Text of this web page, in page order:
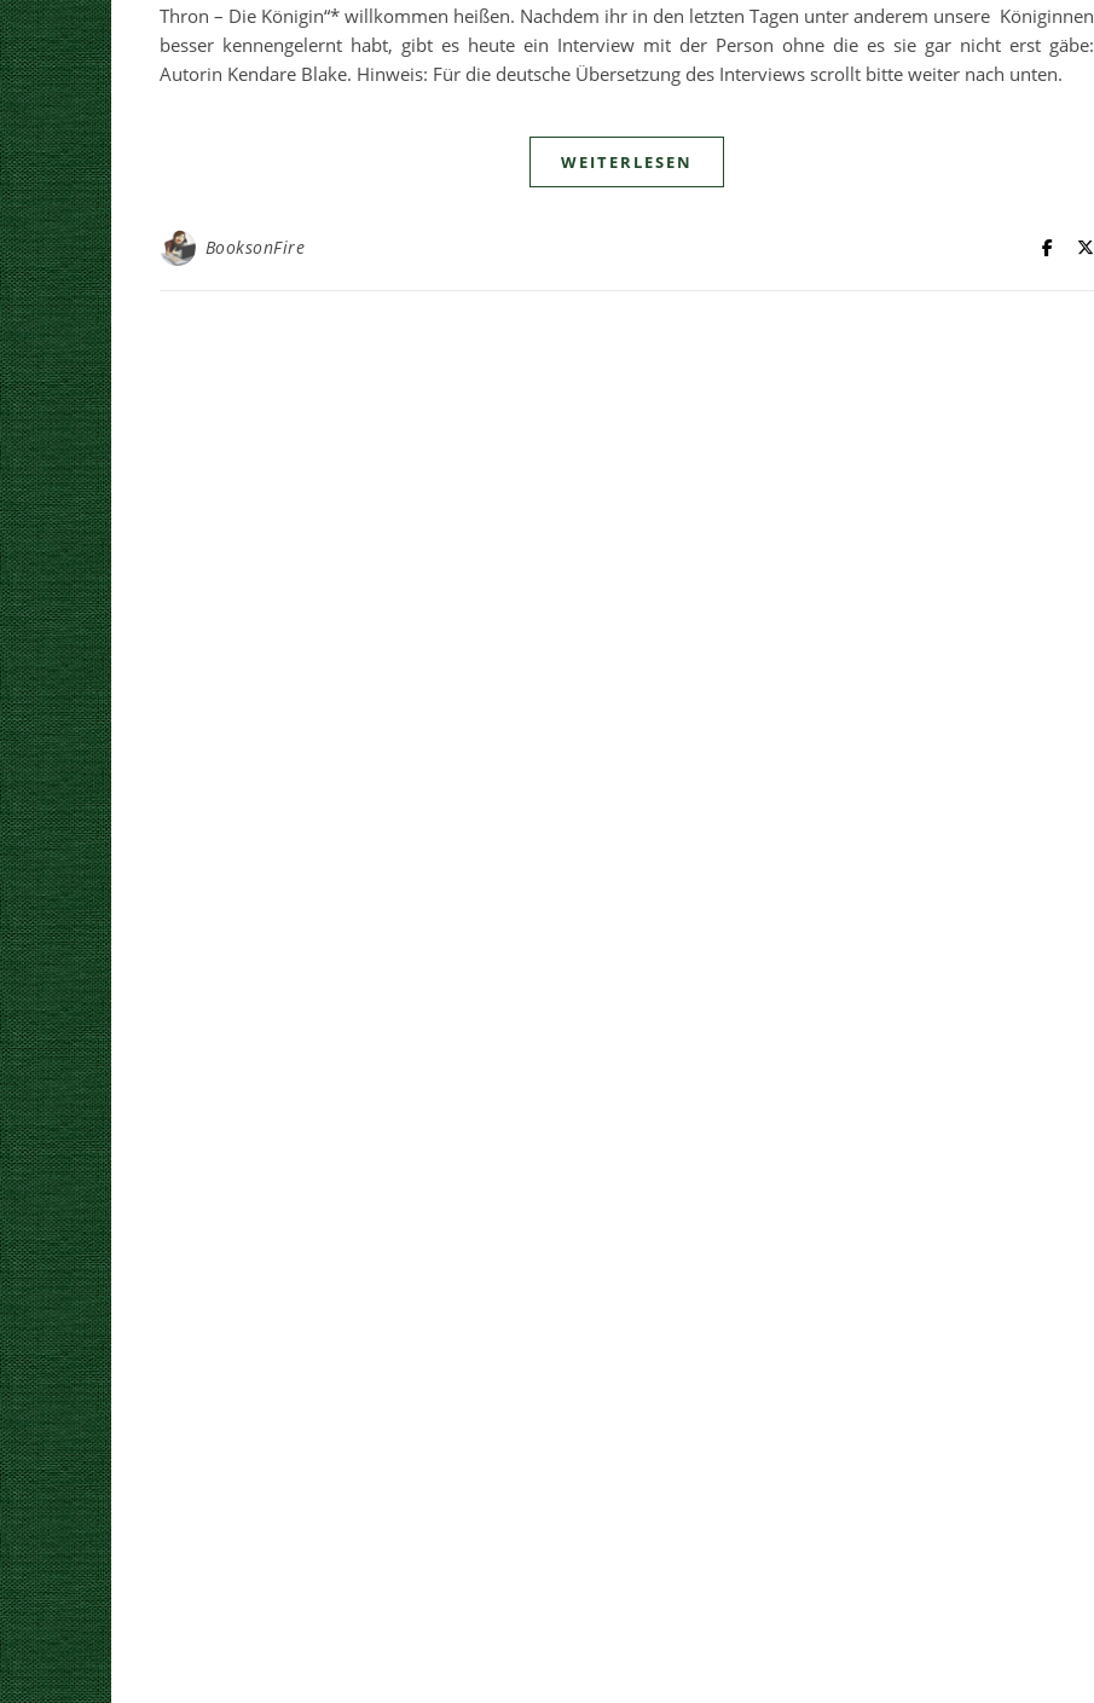
Thron – Die Königin“* willkommen heißen. Nachdem ihr in den letzten Tagen unter anderem unsere Königinnen
besser kennengelernt habt, gibt es heute ein Interview mit der Person ohne die es sie gar nicht erst gäbe:
Autorin Kendare Blake. Hinweis: Für die deutsche Übersetzung des Interviews scrollt bitte weiter nach unten.
WEITERLESEN
BooksonFire